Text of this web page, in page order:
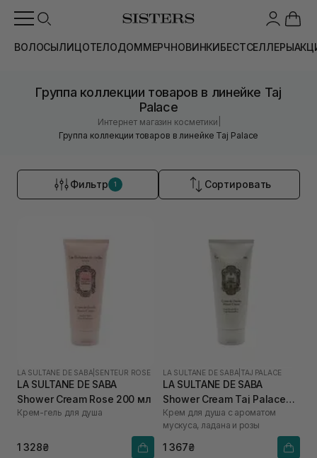
ВОЛОСЫЛИЦОТЕЛОДОММЕРЧНОВИНКИБЕСТСЕЛЛЕРЫ
Группа коллекции товаров в линейке Taj
Palace
Интернет магазин косметики
Группа коллекции товаров в линейке Taj Palace
Фильтр 1 Сортировать
LA SULTANE DE SABA SENTEUR ROSE
LA SULTANE DE SABA
Shower Cream Rose 200 мл
Крем-гель для душа
1 328₴
LA SULTANE DE SABA TAJ PALACE
LA SULTANE DE SABA
Shower Cream Taj Palace
200 мл
Крем для душа с ароматом
мускуса, ладана и розы
1 367₴